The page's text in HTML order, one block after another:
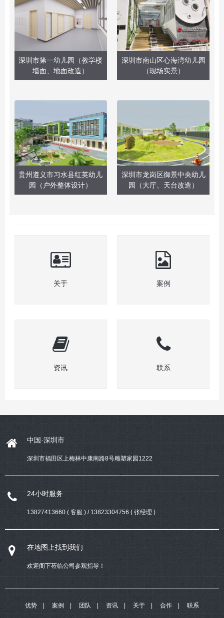
深圳市第一幼儿园（教学楼
墙面、地面改造）
深圳市南山区心海湾幼儿园
（现场实景）
贵州遵义市习水县红英幼儿
园（户外整体设计）
深圳市龙岗区御景中央幼儿
园（大厅、天台改造）
关于 案例
资讯 联系
中国·深圳市
深圳市福田区上梅林中康南路8号雕塑家园1222
24小时服务
13827413660 ( 客服 ) / 13823304756 ( 张经理 )
在地图上找到我们
欢迎阁下莅临公司参观指导！
优势 案例 团队 资讯 关于 合作 联系